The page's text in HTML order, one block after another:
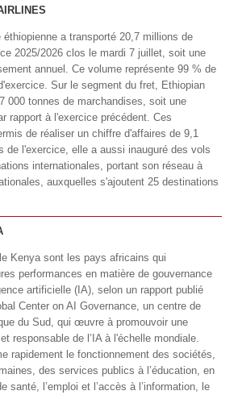
éthiopienne a transporté 20,7 millions de
2025/2026 clos le mardi 7 juillet, soit une
annuel. Ce volume représente 99 % de
Sur le segment du fret, Ethiopian
000 tonnes de marchandises, soit une
rapport à l'exercice précédent. Ces
de réaliser un chiffre d'affaires de 9,1
de l'exercice, elle a aussi inauguré des vols
internationales, portant son réseau à
auxquelles s'ajoutent 25 destinations
Kenya sont les pays africains qui
performances en matière de gouvernance
artificielle (IA), selon un rapport publié
Center on AI Governance, un centre de
du Sud, qui œuvre à promouvoir une
responsable de l’IA à l'échelle mondiale.
rapidement le fonctionnement des sociétés,
des services publics à l’éducation, en
santé, l’emploi et l’accès à l’information, le